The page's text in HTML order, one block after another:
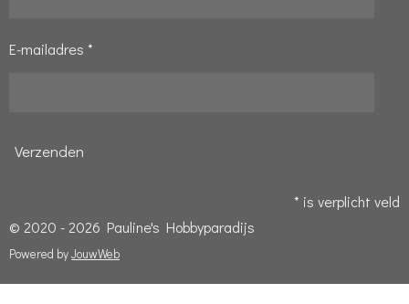
E-mailadres *
Verzenden
* is verplicht veld
© 2020 - 2026 Pauline's Hobbyparadijs
Powered byJouwWeb